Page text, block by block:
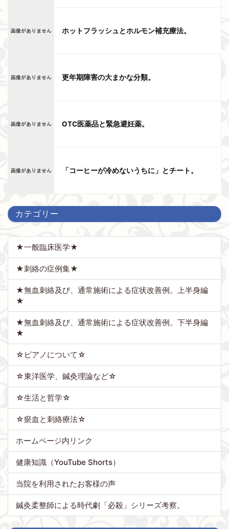
ホットフラッシュとホルモン補充療法。
更年期障害の大まかな分類。
OTC医薬品と緊急避妊薬。
「コーヒーが冷めないうちに」とチート。
カテゴリー
★一般臨床医学★
★刺絡の症例集★
★無血刺絡及び、通常施術による症状改善例。上半身編
★
★無血刺絡及び、通常施術による症状改善例。下半身編
★
☆ピアノについて☆
☆東洋医学、鍼灸理論など☆
☆生活と哲学☆
☆瘀血と刺絡療法☆
ホームページ内リンク
健康知識（YouTube Shorts）
当院を利用されたお客様の声
鍼灸柔整師による時代劇「必殺」シリーズ考察。